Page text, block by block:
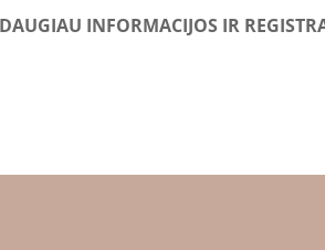
DAUGIAU INFORMACIJOS IR